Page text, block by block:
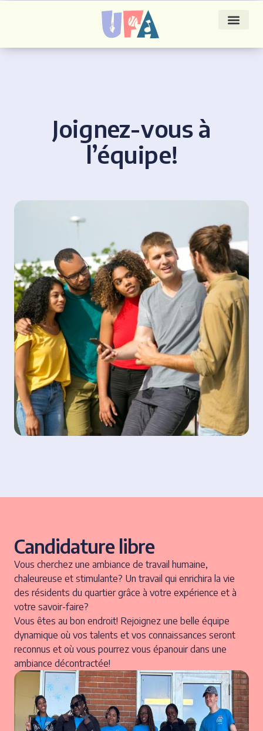
Joignez-vous à
l’équipe!
Candidature libre
Vous cherchez une ambiance de travail humaine,
chaleureuse et stimulante? Un travail qui enrichira la vie
des résidents du quartier grâce à votre expérience et à
votre savoir-faire?
Vous êtes au bon endroit! Rejoignez une belle équipe
dynamique où vos talents et vos connaissances seront
reconnus et où vous pourrez vous épanouir dans une
ambiance décontractée!